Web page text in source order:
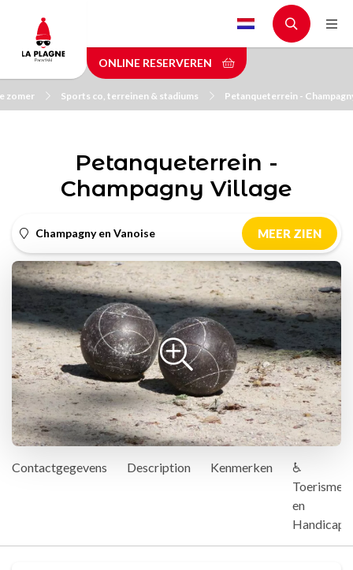
main
content
ONLINE RESERVEREN
zomer Sports co, terreinen & stadiums Petanqueterrein -
Petanqueterrein -
Champagny Village
Champagny en Vanoise MEER ZIEN
Contactgegevens Description Kenmerken
♿
Toerisme
en
Handicap